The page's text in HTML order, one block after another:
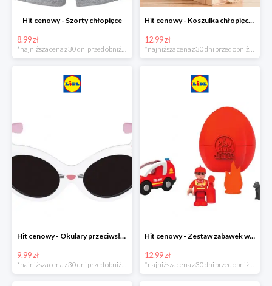
Hit cenowy - Szorty chłopięce
8.99 zł
*najniższa cena z 30 dni przed obniżką
Hit cenowy - Koszulka chłopięca polo
12.99 zł
*najniższa cena z 30 dni przed obniżką
Hit cenowy - Okulary przeciwsłoneczne dla dzieci
9.99 zł
Hit cenowy - Zestaw zabawek w jajku
12.99 zł